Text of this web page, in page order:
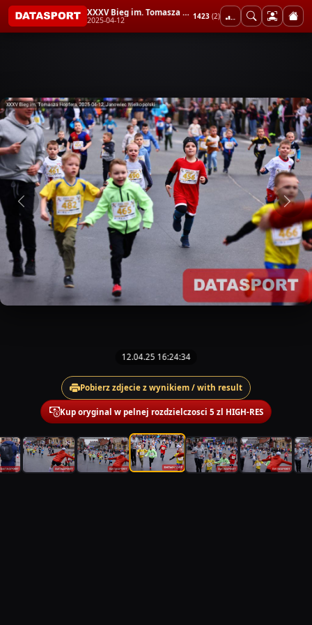
XXXV Bieg im. Tomasza Hopfera
2025-04-12 1423 (2)
12.04.25 16:24:34
Pobierz zdjecie z wynikiem / with result
Kup oryginal w pelnej rozdzielczosci 5 zl HIGH-RES